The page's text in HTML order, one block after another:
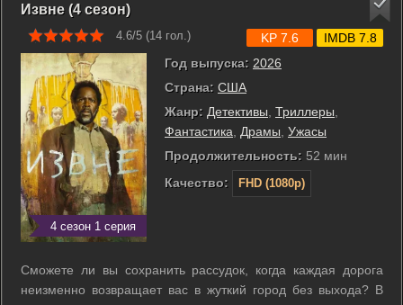
Извне (4 сезон)
4.6/5 (14 гол.)
4 сезон 1 серия
Год выпуска: 2026
Страна: США
Жанр: Детективы Триллеры
Фантастика
Драмы Ужасы
Продолжительность: 52 мин
Качество:
FHD (1080p)
KP 7.6 IMDB 7.8
Сможете ли вы сохранить рассудок, когда каждая дорога
неизменно возвращает вас в жуткий город без выхода? В